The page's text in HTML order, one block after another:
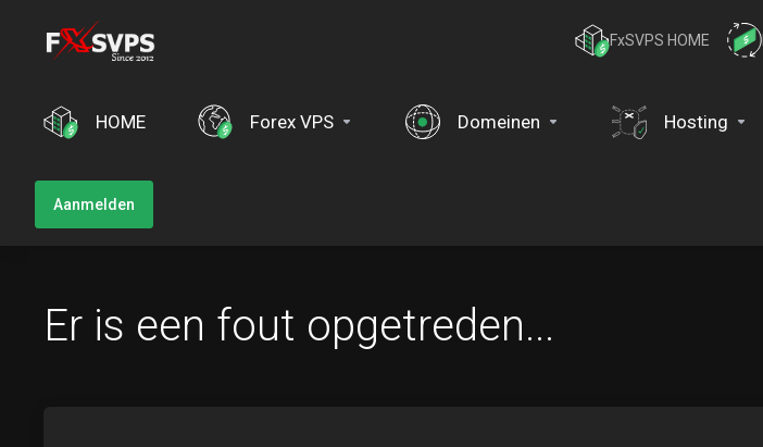
FxSVPS HOME
HOME Forex VPS Domeinen Hosting
Aanmelden
Er is een fout opgetreden...